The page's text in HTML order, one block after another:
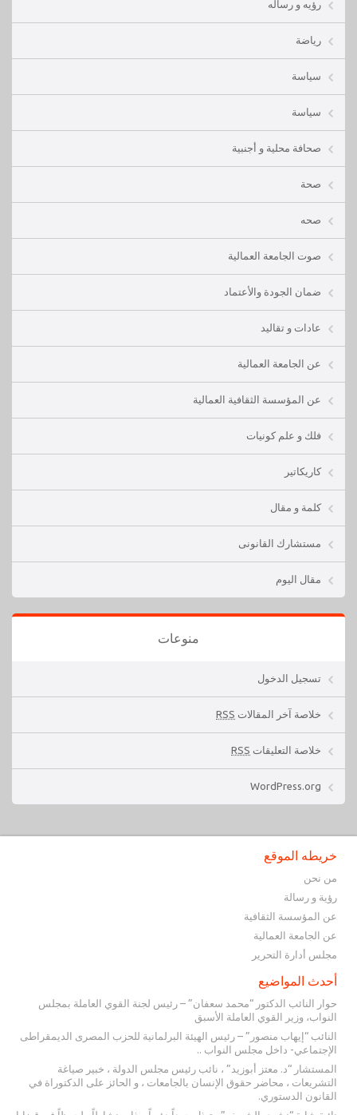
رؤيه و رساله
رياضة
سياسة
سياسة
صحافة محلية و أجنبية
صحة
صحه
صوت الجامعة العمالية
ضمان الجودة والأعتماد
عادات و تقاليد
عن الجامعة العمالية
عن المؤسسة الثقافية العمالية
فلك و علم كونيات
كاريكاتير
كلمة و مقال
مستشارك القانونى
مقال اليوم
منوعات
تسجيل الدخول
خلاصة آخر المقالات RSS
خلاصة التعليقات RSS
WordPress.org
خريطه الموقع
من نحن
رؤية و رسالة
عن المؤسسة الثقافية
عن الجامعة العمالية
مجلس أدارة التحرير
أحدث المواضيع
حوار النائب الدكتور “محمد سعفان” – رئيس لجنة القوي العاملة بمجلس
النواب، وزير القوي العاملة الأسبق
النائب “إيهاب منصور” – رئيس الهيئة البرلمانية للحزب المصرى الديمقراطى
الإجتماعي- داخل مجلس النواب ..
المستشار “د. معتز أبوزيد” ، نائب رئيس مجلس الدولة ، خبير صياغة
التشريعات ، محاضر حقوق الإنسان بالجامعات ، و الحائز على الدكتوراة في
القانون الدستوري.